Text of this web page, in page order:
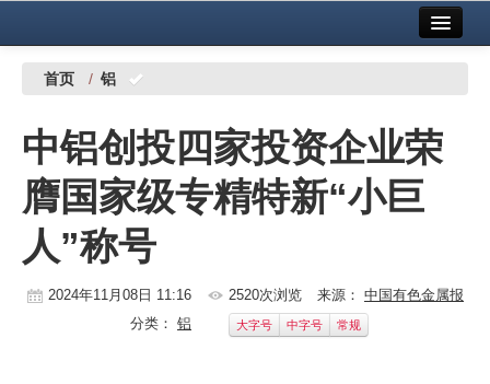
中国有色金属报社主办
铜镍铅锌
铝
稀有稀土
有色市场
首页 / 铝
中铝创投四家投资企业荣
膺国家级专精特新“小巨
人”称号
2024年11月08日 11:16 2520次浏览 来源： 中国有色金属报
分类： 铝 大字号 中字号 常规